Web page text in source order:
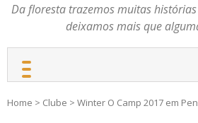
Da floresta trazemos muitas
deixamos mais que
Home > Clube > Winter O Camp 2017 em